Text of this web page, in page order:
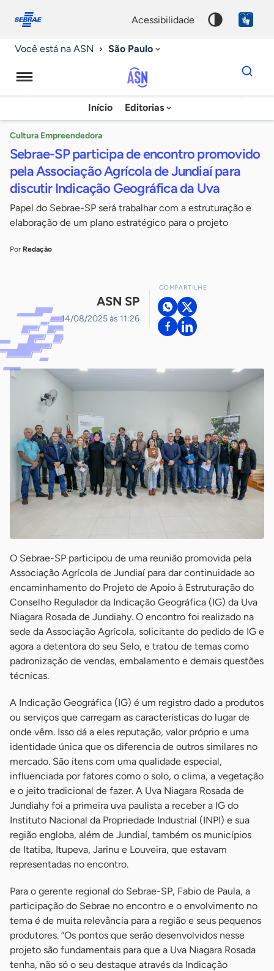
conosco
acessibilidade
Você está na ASN São Paulo
Agência
Sebrae
Notícias
Início Editorias
Dados
para
chave
Cultura Empreendedora
Sebrae-SP participa de encontro promovido
pela Associação Agrícola de Jundiaí para
discutir Indicação Geográfica da Uva
Papel do Sebrae-SP será trabalhar com a estruturação e
elaboração de um plano estratégico para o projeto
Por Redação
ASN SP
14/08/2025 às 11:26
COMPARTILHE
O Sebrae-SP participou de uma reunião promovida pela
Associação Agrícola de Jundiaí para dar continuidade ao
encaminhamento do Projeto de Apoio à Estruturação do
Conselho Regulador da Indicação Geográfica (IG) da Uva
Niagara Rosada de Jundiahy. O encontro foi realizado na
sede da Associação Agrícola, solicitante do pedido de IG e
agora a detentora do seu Selo, e tratou de temas como
padronização de vendas, embalamento e demais questões
técnicas.
A Indicação Geográfica (IG) é um registro dado a produtos
ou serviços que carregam as características do lugar de
onde vêm. Isso dá a eles reputação, valor próprio e uma
identidade única que os diferencia de outros similares no
mercado. São itens com uma qualidade especial,
influenciada por fatores como o solo, o clima, a vegetação
e o jeito tradicional de fazer. A Uva Niagara Rosada de
Jundiahy foi a primeira uva paulista a receber a IG do
Instituto Nacional da Propriedade Industrial (INPI) e sua
região engloba, além de Jundiaí, também os municípios
de Itatiba, Itupeva, Jarinu e Louveira, que estavam
representadas no encontro.
Para o gerente regional do Sebrae-SP, Fabio de Paula, a
participação do Sebrae no encontro e o envolvimento no
tema é de muita relevância para a região e seus pequenos
produtores. “Os pontos que serão desenvolvidos nesse
projeto são fundamentais para que a Uva Niagara Rosada
tenha, não só o seu destaque através da Indicação